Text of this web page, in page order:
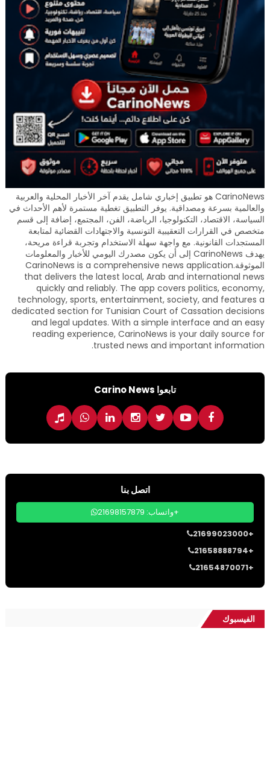
CarinoNews هو تطبيق إخباري شامل يقدم آخر الأخبار المحلية والعربية
والعالمية بسرعة ومصداقية. يوفر التطبيق تغطية مستمرة لأهم الأحداث في
السياسة، الاقتصاد، التكنولوجيا، الرياضة، الفن، المجتمع، إضافة إلى قسم
متخصص في القرارات التعقيبية التونسية والاجتهادات القضائية لمتابعة
المستجدات القانونية. مع واجهة سهلة الاستخدام وتجربة قراءة مريحة،
يهدف CarinoNews إلى أن يكون مصدرك اليومي للأخبار والمعلومات
الموثوقة.CarinoNews is a comprehensive news application
that delivers the latest local, Arab and international news
quickly and reliably. The app covers politics, economy,
technology, sports, entertainment, society, and features a
dedicated section for Tunisian Court of Cassation decisions
and legal updates. With a simple interface and an easy
reading experience, CarinoNews is your daily source for
trusted news and important information.
تابعوا Carino News
اتصل بنا
واتساب: 21698157879+
21699023000+
21658888794+
21654870071+
الفيسبوك